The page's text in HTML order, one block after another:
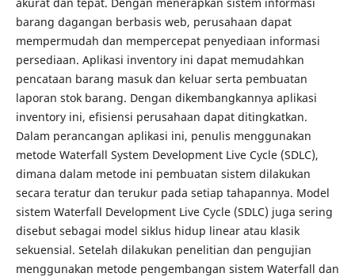
barang dagangan berbasis web, perusahaan dapat
mempermudah dan mempercepat penyediaan informasi
persediaan. Aplikasi inventory ini dapat memudahkan
pencataan barang masuk dan keluar serta pembuatan
laporan stok barang. Dengan dikembangkannya aplikasi
inventory ini, efisiensi perusahaan dapat ditingkatkan.
Dalam perancangan aplikasi ini, penulis menggunakan
metode Waterfall System Development Live Cycle (SDLC),
dimana dalam metode ini pembuatan sistem dilakukan
secara teratur dan terukur pada setiap tahapannya. Model
sistem Waterfall Development Live Cycle (SDLC) juga sering
disebut sebagai model siklus hidup linear atau klasik
sekuensial. Setelah dilakukan penelitian dan pengujian
menggunakan metode pengembangan sistem Waterfall dan